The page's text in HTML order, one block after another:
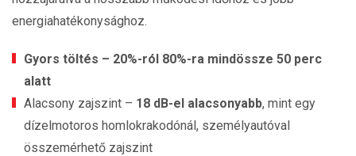
energiahatékonysághoz.
Gyors töltés – 20%-ról 80%-ra mindössze 50 perc
alatt
Alacsony zajszint – 18 dB-el alacsonyabb, mint egy
dízelmotoros homlokrakodónál, személyautóval
összemérhető zajszint